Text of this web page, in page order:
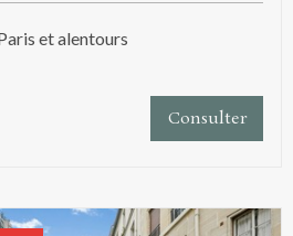
et alentours
Consulter